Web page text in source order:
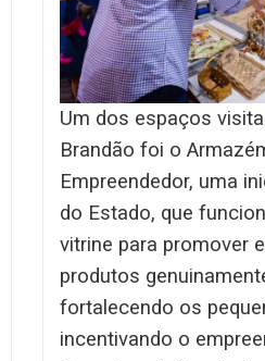
Um dos espaços
Brandão foi o
Empreendedor, uma
do Estado, que
vitrine para promover
produtos
fortalecendo os
incentivando o